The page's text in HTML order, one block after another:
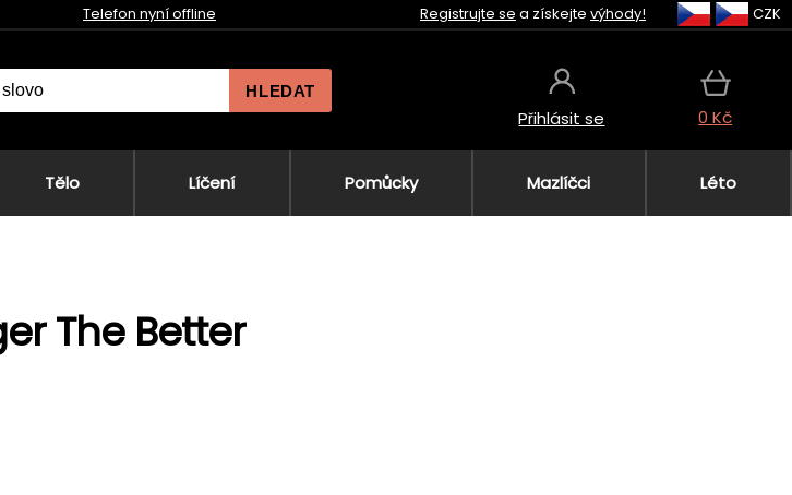
Telefon nyní offline Registrujte se a získejte výhody! CZK
HLEDAT
Přihlásit se 0 Kč
Tělo Líčení Pomůcky Mazlíčci Léto
The Better